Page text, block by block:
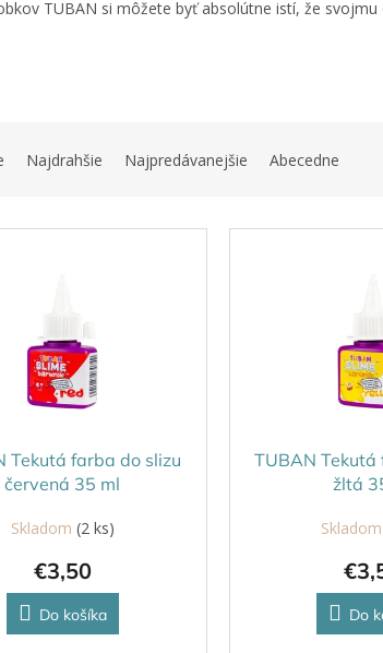
TUBAN si môžete byť absolútne istí, že svojmu
Najdrahšie Najpredávanejšie Abecedne
Tekutá farba do slizu
červená 35 ml
Skladom (2 ks)
€3,50
Do košíka
TUBAN Tekutá
žltá
Do